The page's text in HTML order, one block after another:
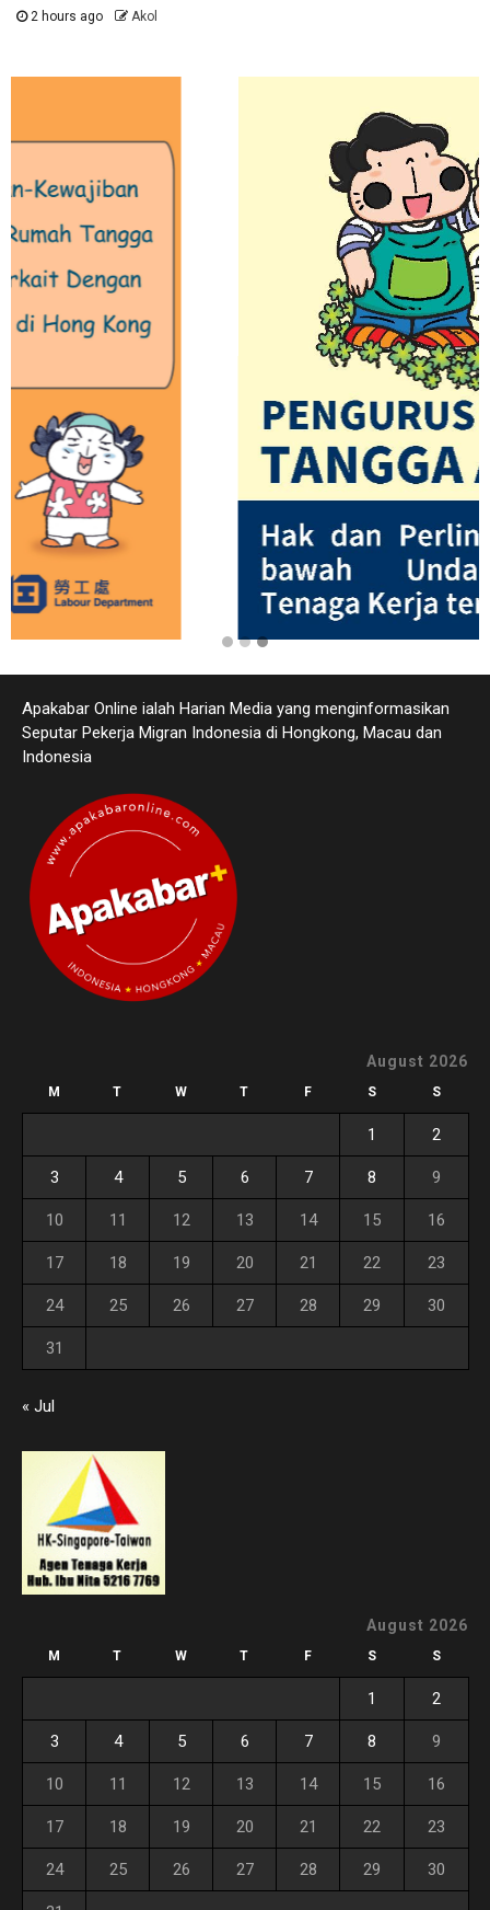
2 hours ago Akol
Apakabar Online ialah Harian Media yang menginformasikan
Seputar Pekerja Migran Indonesia di Hongkong, Macau dan
Indonesia
August 2026
M T W T F S S
1 2
3 4 5 6 7 8 9
10 11 12 13 14 15 16
17 18 19 20 21 22 23
24 25 26 27 28 29 30
31
« Jul
August 2026
M T W T F S S
1 2
3 4 5 6 7 8 9
10 11 12 13 14 15 16
17 18 19 20 21 22 23
24 25 26 27 28 29 30